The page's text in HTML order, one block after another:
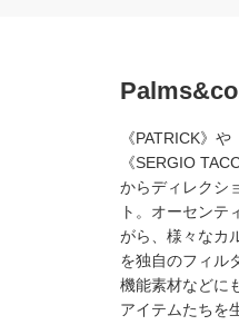
《PATRICK》
《SERGIO
からディレクシ
ト。オーセンテ
がら、様々なカ
を独自のフィル
機能素材などに
アイテムたちを